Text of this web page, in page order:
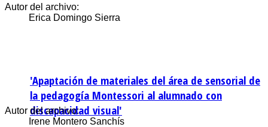
Autor del archivo:
Erica Domingo Sierra
'Apaptación de materiales del área de sensorial de
la pedagogía Montessori al alumnado con
discapacidad visual'
Autor del archivo:
Irene Montero Sanchís